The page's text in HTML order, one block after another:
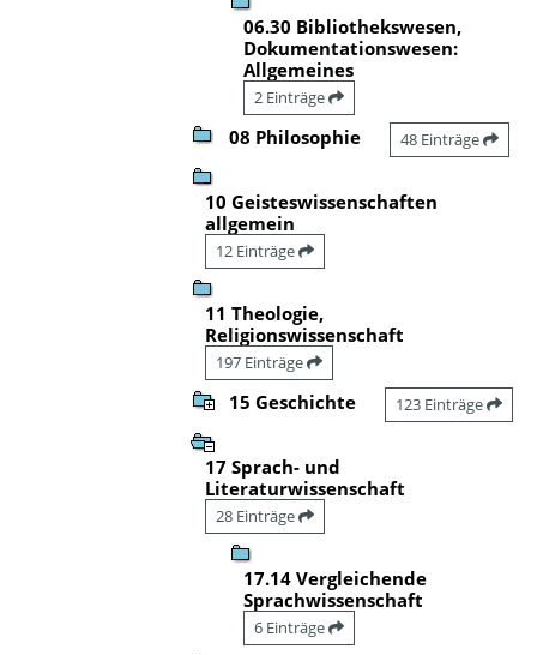
06.30 Bibliothekswesen,
Dokumentationswesen:
Allgemeines
2 Einträge
08 Philosophie 48 Einträge
10 Geisteswissenschaften
allgemein
12 Einträge
11 Theologie,
Religionswissenschaft
197 Einträge
15 Geschichte 123 Einträge
17 Sprach- und
Literaturwissenschaft
28 Einträge
17.14 Vergleichende
Sprachwissenschaft
6 Einträge